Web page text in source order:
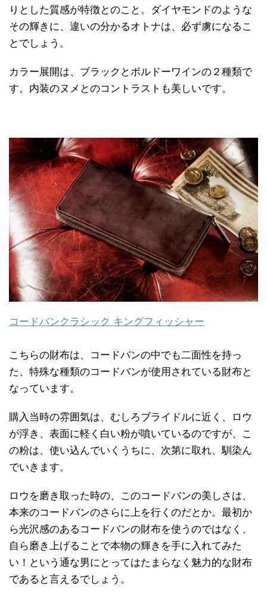
りとした質感が特徴とのこと。ダイヤモンドのような
その輝きに、違いの分かるオトナは、必ず虜になるこ
とでしょう。
カラー展開は、ブラックとボルドーワインの２種類で
す。内装のヌメとのコントラストも美しいです。
コードバンクラシック キングフィッシャー
こちらの財布は、コードバンの中でも二面性を持っ
た、特殊な種類のコードバンが使用されている財布と
なっています。
購入当時の雰囲気は、むしろブライドルに近く、ロウ
が浮き、表面に軽く白い粉が噴いているのですが、こ
の粉は、使い込んでいくうちに、次第に取れ、馴染ん
でいきます。
ロウを磨き取った時の、このコードバンの美しさは、
本来のコードバンのさらに上を行くのだとか。最初か
ら光沢感のあるコードバンの財布を使うのではなく、
自ら磨き上げることで本物の輝きを手に入れてみた
い！という通な男にとってはたまらなく魅力的な財布
であると言えるでしょう。